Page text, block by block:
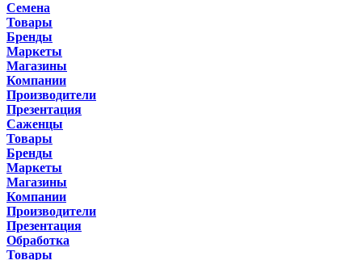
Семена
Товары
Бренды
Маркеты
Магазины
Компании
Производители
Презентация
Саженцы
Товары
Бренды
Маркеты
Магазины
Компании
Производители
Презентация
Обработка
Товары